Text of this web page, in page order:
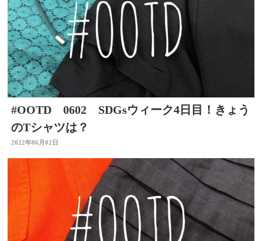
#OOTD 0602 SDGsウィーク4日目！きょう
のTシャツは？
2022年06月02日